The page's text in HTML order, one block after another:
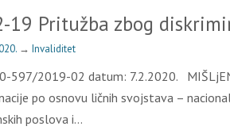
19 Pritužba zbog
→ Invaliditet
597/2019-02 datum: 7.2.2020.
po osnovu ličnih svojstava –
poslova i…